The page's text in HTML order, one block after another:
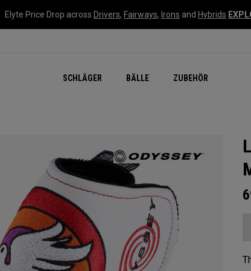
Elyte Price Drop across Drivers, Fairways, Irons and Hybrids
SCHLÄGER BÄLLE ZUBEHÖR